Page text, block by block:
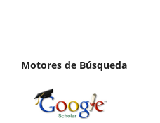
Motores de Búsqueda